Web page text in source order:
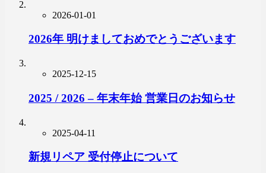
2026-01-01
2026年 明けましておめでとうございます
2025-12-15
2025 / 2026 – 年末年始 営業日のお知らせ
2025-04-11
新規リペア 受付停止について